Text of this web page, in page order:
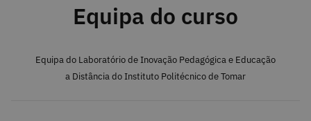
Equipa do curso
Equipa do Laboratório de Inovação Pedagógica e Educação
a Distância do Instituto Politécnico de Tomar